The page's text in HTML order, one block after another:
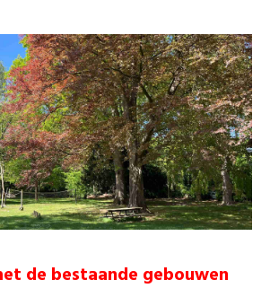
de bestaande gebouwen